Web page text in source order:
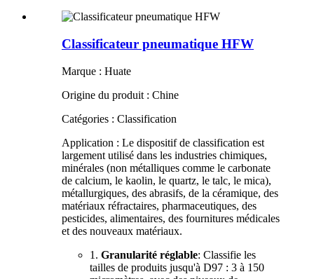
Classificateur pneumatique HFW
Marque : Huate
Origine du produit : Chine
Catégories : Classification
Application : Le dispositif de classification est
largement utilisé dans les industries chimiques,
minérales (non métalliques comme le carbonate
de calcium, le kaolin, le quartz, le talc, le mica),
métallurgiques, des abrasifs, de la céramique, des
matériaux réfractaires, pharmaceutiques, des
pesticides, alimentaires, des fournitures médicales
et des nouveaux matériaux.
1. Granularité réglable: Classifie les
tailles de produits jusqu'à D97 : 3 à 150